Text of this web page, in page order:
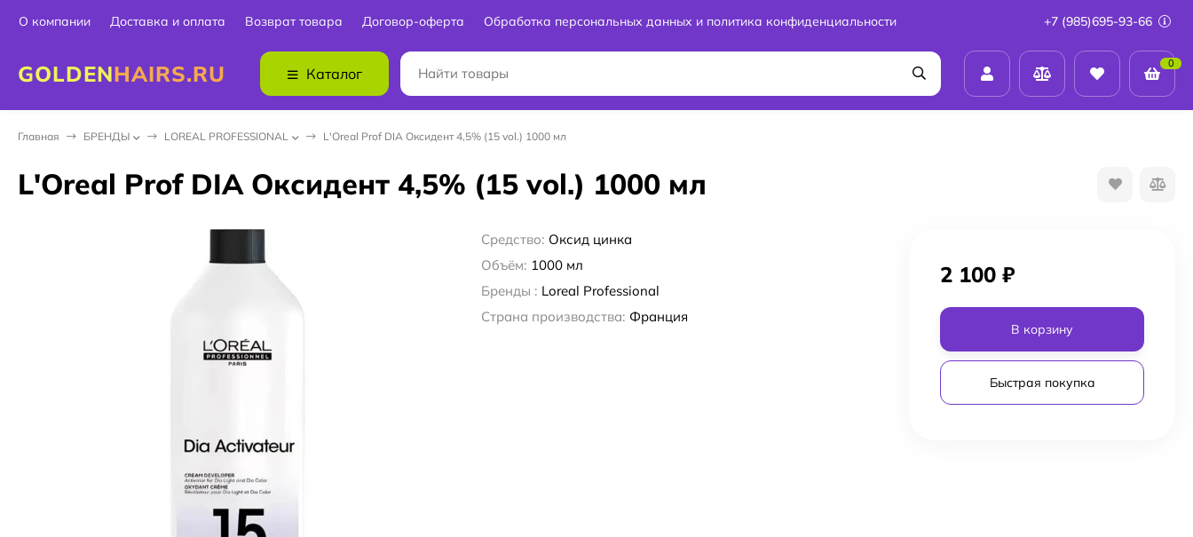
О компании Доставка и оплата Возврат товара Договор-оферта Обработка персональных данных и политика конфиденциальности +7 (985)695-93-66
GOLDENHAIRS.RU Каталог
0
Главная БPEНДЫ LOREAL PROFESSIONAL L'Oreal Prof DIA Оксидент 4,5% (15 vol.) 1000 мл
L'Oreal Prof DIA Оксидент 4,5% (15 vol.) 1000 мл
Средство: Оксид цинка
Объём: 1000 мл
Бренды : Loreal Professional
Страна производства: Франция
2 100 ₽
В корзину
Быстрая покупка